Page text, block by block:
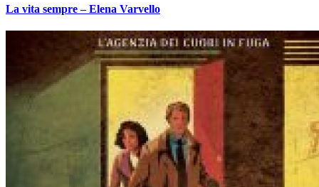
La vita sempre – Elena Varvello